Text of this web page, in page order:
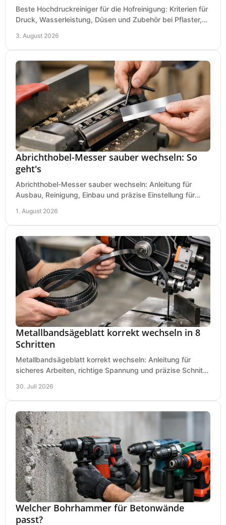
Beste Hochdruckreiniger für die Hofreinigung: Kriterien für
Druck, Wasserleistung, Düsen und Zubehör bei Pflaster,
3. August 2026
Abrichthobel-Messer sauber wechseln: So
geht's
Abrichthobel-Messer sauber wechseln: Anleitung für
Ausbau, Reinigung, Einbau und präzise Einstellung für
1. August 2026
Metallbandsägeblatt korrekt wechseln in 8
Schritten
Metallbandsägeblatt korrekt wechseln: Anleitung für
sicheres Arbeiten, richtige Spannung und präzise Schnitte
30. Juli 2026
Welcher Bohrhammer für Betonwände
passt?